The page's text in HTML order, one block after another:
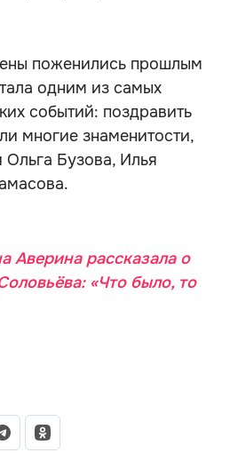
поженились прошлым
одним из самых
событий: поздравить
многие знаменитости,
Бузова, Илья
Аверина рассказала о
«Что было, то